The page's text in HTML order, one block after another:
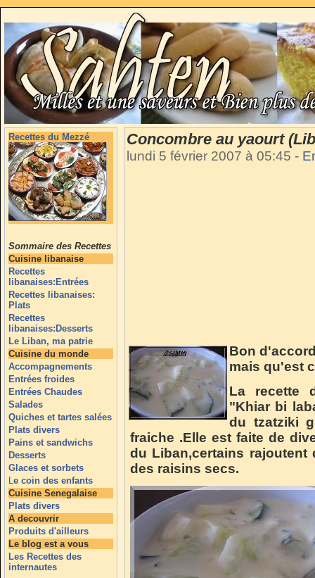
Recettes du Mezzé
Sommaire des Recettes
Cuisine libanaise
Recettes
libanaises:Entrées
Recettes libanaises:
Plats
Recettes
libanaises:Desserts
Le Liban, ma patrie
Cuisine du monde
Accompagnements
Entrées froides
Entrées Chaudes
Salades
Quiches et tartes salées
Plats divers
Pains et sandwichs
Desserts
Glaces et sorbets
Le coin des enfants
Cuisine Senegalaise
Plats divers
A decouvrir
Produits d'ailleurs
Le blog est a vous
Les Recettes des
internautes
Concombre au yaourt
lundi 5 février 2007 à 05:45 -
Bon
mais qu'est
La recette
"Khiar bi
du tzatziki
fraiche .Elle est faite de
du Liban,certains
des raisins secs.